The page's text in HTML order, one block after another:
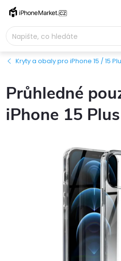
Přejít
obsah
Kryty a obaly pro iPhone 15 / 15
Průhledné
iPhone 15 Plus